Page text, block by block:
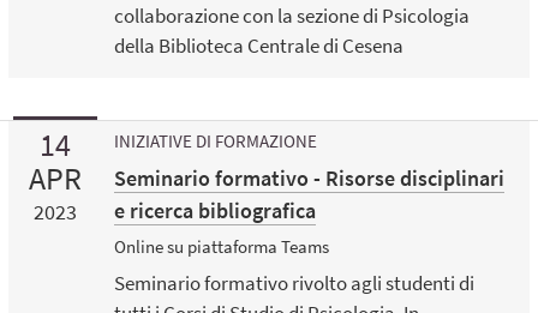
collaborazione con la sezione di Psicologia
della Biblioteca Centrale di Cesena
14
APR
2023
INIZIATIVE DI FORMAZIONE
Seminario formativo - Risorse disciplinari
e ricerca bibliografica
Online su piattaforma Teams
Seminario formativo rivolto agli studenti di